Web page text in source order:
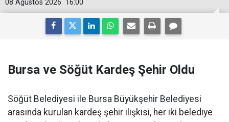
16:00
08 Ağustos 2026
Bursa ve Söğüt Kardeş Şehir Oldu
Söğüt Belediyesi ile Bursa Büyükşehir Belediyesi
arasında kurulan kardeş şehir ilişkisi, her iki belediye